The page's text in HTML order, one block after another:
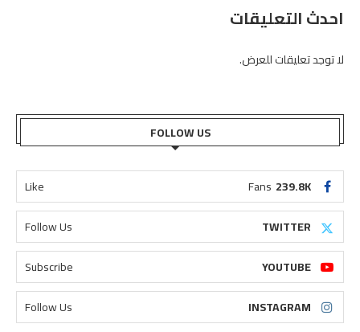
احدث التعليقات
لا توجد تعليقات للعرض.
FOLLOW US
239.8K
Fans
Like
TWITTER
Follow Us
YOUTUBE
Subscribe
INSTAGRAM
Follow Us